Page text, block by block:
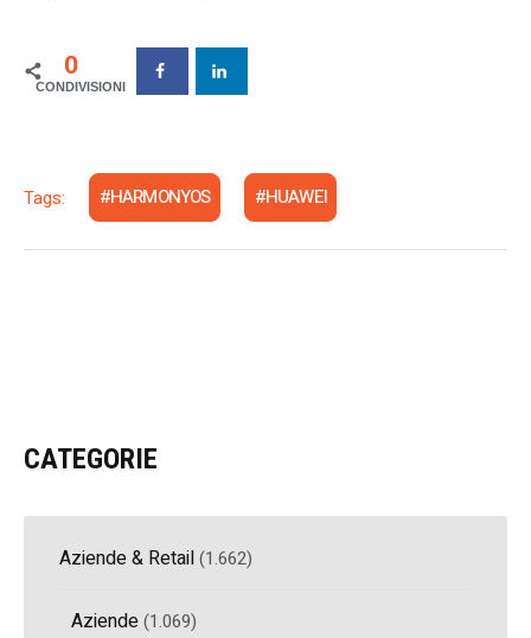
0
Tags: HARMONYOS HUAWEI
CATEGORIE
Aziende & Retail(1.662)
Aziende(1.069)